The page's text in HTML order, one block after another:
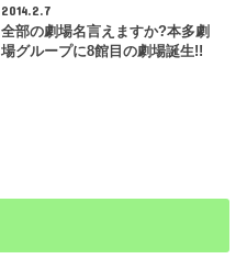
2014.2.7
全部の劇場名言えますか?本多劇
場グループに8館目の劇場誕生!!